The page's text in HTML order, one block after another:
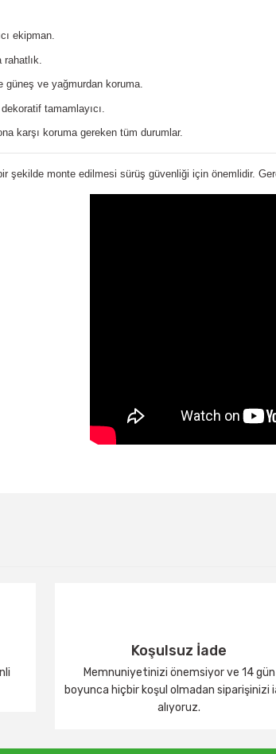
ekipman.
güneş ve yağmurdan koruma.
tamamlayıcı.
karşı koruma gereken tüm durumlar.
bir şekilde monte edilmesi sürüş güvenliği için önemlidir.
Koşulsuz İade
Memnuniyetinizi önemsiyor ve 14 gün
boyunca hiçbir koşul olmadan siparişinizi
alıyoruz.